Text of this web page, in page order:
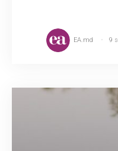
EA.md 9